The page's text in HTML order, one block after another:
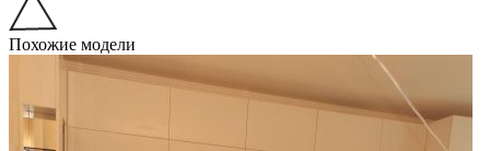
Похожие модели